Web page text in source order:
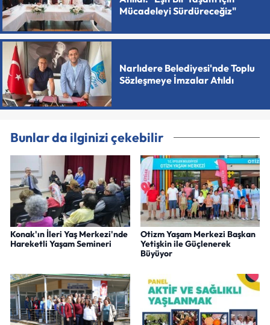
Mücadeleyi Sürdüreceğiz"
Narlıdere Belediyesi'nde Toplu
Sözleşmeye İmzalar Atıldı
Bunlar da ilginizi çekebilir
Konak'ın İleri Yaş Merkezi'nde
Hareketli Yaşam Semineri
Otizm Yaşam Merkezi Başkan
Yetişkin ile Güçlenerek
Büyüyor